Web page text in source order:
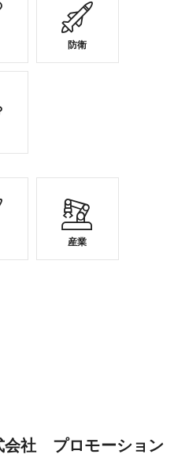
防衛
産業
会社 プロモーション